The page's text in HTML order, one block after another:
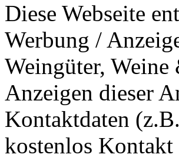
Diese Webseite
Werbung /
Weingüter,
Anzeigen dieser
Kontaktdaten
kostenlos